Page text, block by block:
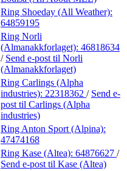
Ring Shoeday (All Weather):
64859195
Ring Norli
(Almanakkforlaget): 46818634
/ Send e-post til Norli
(Almanakkforlaget)
Ring Carlings (Alpha
industries): 22318362 / Send e-
post til Carlings (Alpha
industries)
Ring Anton Sport (Alpina):
47474168
Ring Kase (Altea): 64876627 /
Send e-post til Kase (Altea)